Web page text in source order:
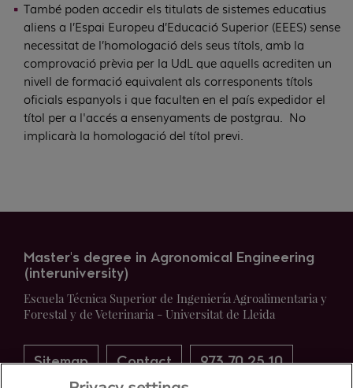
També poden accedir els titulats de sistemes educatius
aliens a l’Espai Europeu d’Educació Superior (EEES) sense
necessitat de l’homologació dels seus títols, amb la
comprovació prèvia per la UdL que aquells acrediten un
nivell de formació equivalent als corresponents títols
oficials espanyols i que faculten en el país expedidor el
títol per a l'accés a ensenyaments de postgrau. No
implicarà la homologació del títol previ.
Master's degree in Agronomical Engineering
(interuniversity)
Escuela Técnica Superior de Ingeniería Agroalimentaria y
Forestal y de Veterinaria - Universitat de Lleida
Sitemap Contact 973 70 25 10